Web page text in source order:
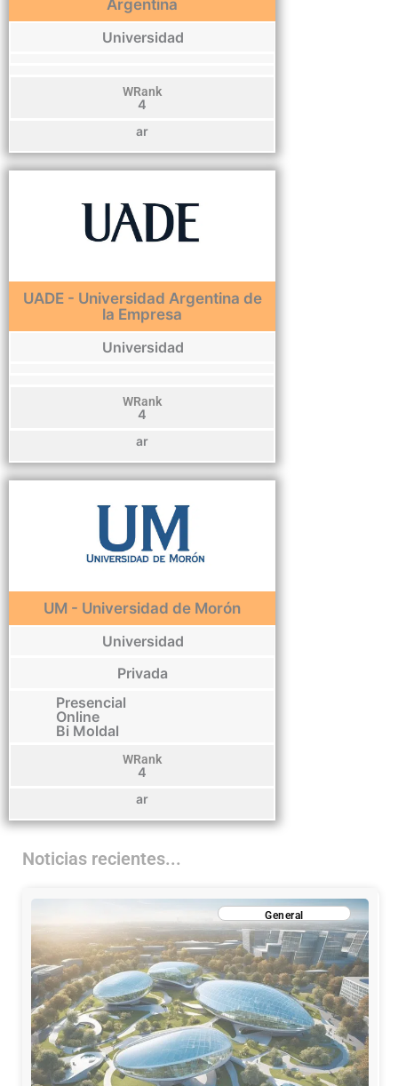
Argentina
Universidad
WRank
4
ar
UADE - Universidad Argentina de
la Empresa
Universidad
WRank
4
ar
UM - Universidad de Morón
Universidad
Privada
Presencial
Online
Bi Moldal
WRank
4
ar
Noticias recientes...
General